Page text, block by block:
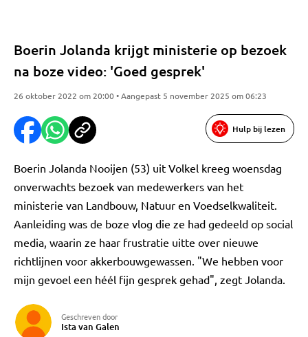
Boerin Jolanda krijgt ministerie op bezoek
na boze video: 'Goed gesprek'
26 oktober 2022 om 20:00 • Aangepast 5 november 2025 om 06:23
Hulp bij lezen
Boerin Jolanda Nooijen (53) uit Volkel kreeg woensdag
onverwachts bezoek van medewerkers van het
ministerie van Landbouw, Natuur en Voedselkwaliteit.
Aanleiding was de boze vlog die ze had gedeeld op social
media, waarin ze haar frustratie uitte over nieuwe
richtlijnen voor akkerbouwgewassen. "We hebben voor
mijn gevoel een héél fijn gesprek gehad", zegt Jolanda.
Geschreven door
Ista van Galen